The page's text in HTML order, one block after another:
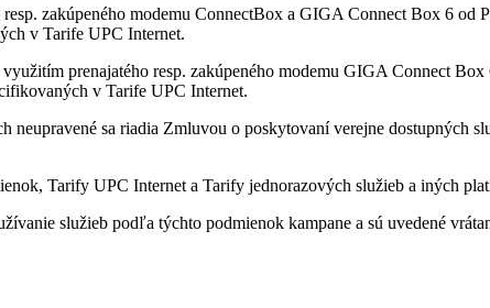
zakúpeného modemu ConnectBox a GIGA Connect Box 6
v Tarife UPC Internet.
prenajatého resp. zakúpeného modemu GIGA Connect
v Tarife UPC Internet.
sa riadia Zmluvou o poskytovaní verejne dostupných
Tarify UPC Internet a Tarify jednorazových služieb a iných
služieb podľa týchto podmienok kampane a sú uvedené